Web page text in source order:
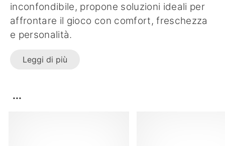
inconfondibile, propone soluzioni ideali per
affrontare il gioco con comfort, freschezza
e personalità.
Leggi di più
...